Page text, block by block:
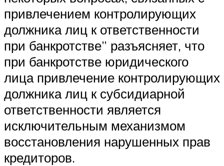
привлечением контролирующих
должника лиц к ответственности
при банкротстве” разъясняет, что
при банкротстве юридического
лица привлечение контролирующих
должника лиц к субсидиарной
ответственности является
исключительным механизмом
восстановления нарушенных прав
кредиторов.